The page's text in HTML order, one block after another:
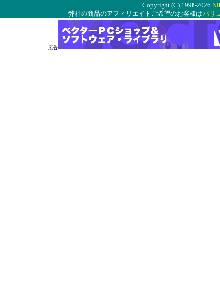
Copyright (C) 1998-2026
弊社の商品のアフィリエイトご希望のお客様はバリ
広告